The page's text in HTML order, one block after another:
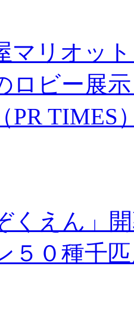
マリオッ
ロビー展
PR TIMES
くえん」
５０種千